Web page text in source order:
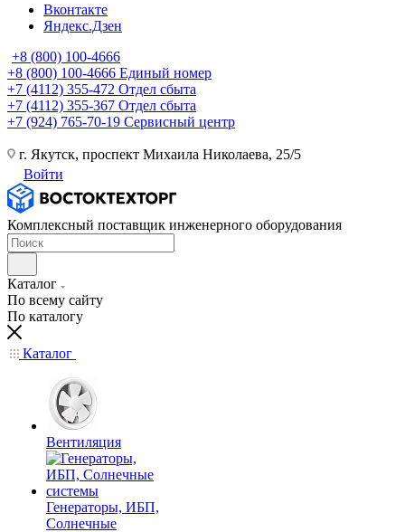
Вконтакте
Яндекс.Дзен
+8 (800) 100-4666
+8 (800) 100-4666 Единый номер
+7 (4112) 355-472 Отдел сбыта
+7 (4112) 355-367 Отдел сбыта
+7 (924) 765-70-19 Сервисный центр
г. Якутск, проспект Михаила Николаева, 25/5
Войти
Комплексный поставщик инженерного оборудования
Каталог
По всему сайту
По каталогу
Каталог
Вентиляция
Генераторы, ИБП,
Солнечные